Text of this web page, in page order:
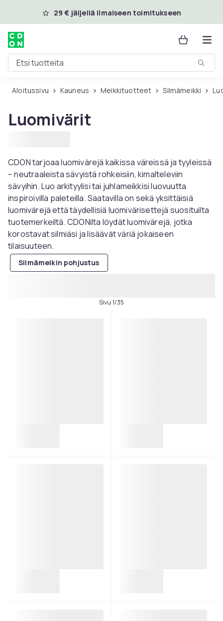
Ohita ja siirry pääsisältöön
29 € jäljellä ilmaiseen toimitukseen
Etsi tuotteita
Aloitussivu Kauneus Meikkituotteet Silmämeikki
Luomivärit
CDON tarjoaa luomivärejä kaikissa väreissä ja tyyleissä
– neutraaleista sävyistä rohkeisiin, kimalteleviin
sävyihin. Luo arkityylisi tai juhlameikkisi luovuutta
inspiroivilla paleteilla. Saatavilla on sekä yksittäisiä
luomivärejä että täydellisiä luomivärisettejä suosituilta
tuotemerkeiltä. CDONilta löydät luomivärejä, jotka
korostavat silmiäsi ja lisäävät väriä jokaiseen
tilaisuuteen.
Silmämeikin pohjustus
Sivu 1/35